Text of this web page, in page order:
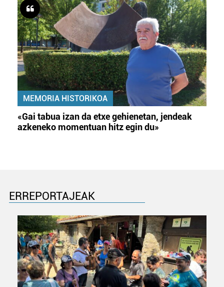
MEMORIA HISTORIKOA
«Gai tabua izan da etxe gehienetan, jendeak
azkeneko momentuan hitz egin du»
ERREPORTAJEAK